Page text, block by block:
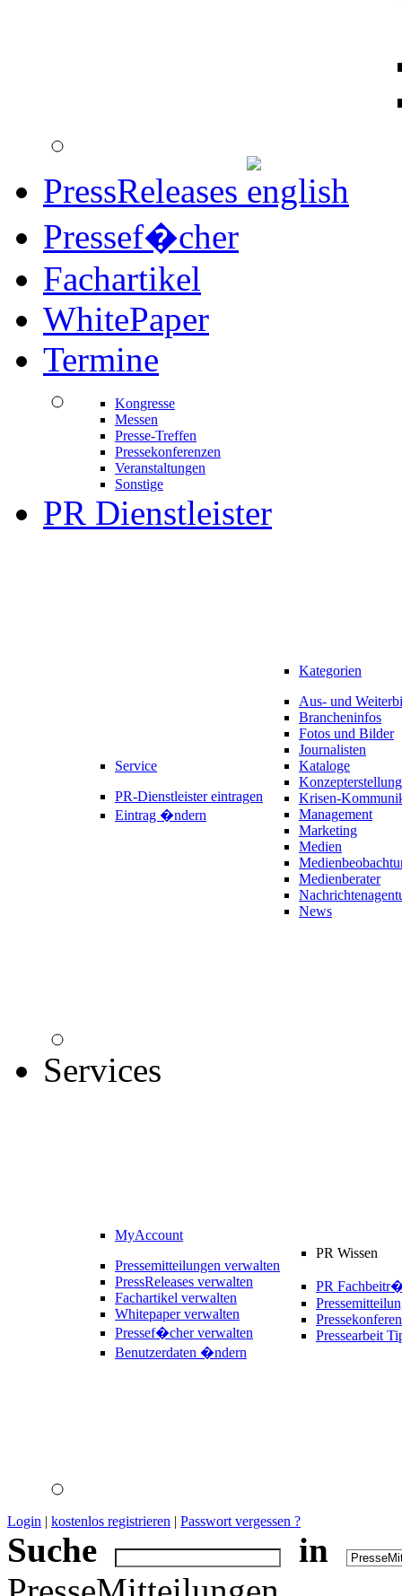
PressReleases
Pressef�cher
Fachartikel
WhitePaper
Termine
Kongresse
Messen
Presse-Treffen
Pressekonferenzen
Veranstaltungen
Sonstige
PR Dienstleister
Service
PR-Dienstleister eintragen
Eintrag �ndern
Kategorien
Aus- und
Brancheninfos
Fotos und Bilder
Journalisten
Kataloge
Konzepterstellung
Krisen-
Management
Marketing
Medien
Medienberater
News
Services
MyAccount
Pressemitteilungen verwalten
PressReleases verwalten
Fachartikel verwalten
Whitepaper verwalten
Pressef�cher verwalten
Benutzerdaten �ndern
PR Wissen
PR
Pressearbeit
Login | kostenlos registrieren | Passwort vergessen ?
Suche
in